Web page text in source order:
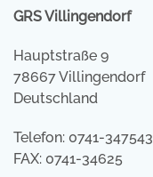
GRS Villingendorf
Hauptstraße 9
78667 Villingendorf
Deutschland
Telefon: 0741-347543
FAX: 0741-34625